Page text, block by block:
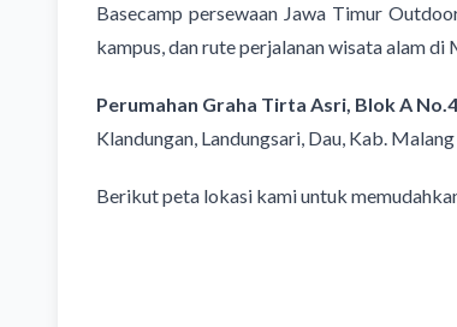
Basecamp persewaan Jawa Timur
kampus, dan rute perjalanan wisata alam di
Perumahan Graha Tirta Asri, Blok A No.4
Klandungan, Landungsari, Dau, Kab. Malang
Berikut peta lokasi kami untuk